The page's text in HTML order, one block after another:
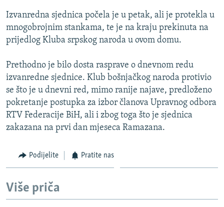
VIŠE OD NASLOVA
GENOCID U SREBRENICI
TV LIBERTY
POST SCRIPTUM
MOJA EVROPA
TRI DECENIJE OD RATA U BIH
PRATITE NAS
Sve RFE/RL stranice
Izvanredna sjednica počela je u petak, ali je protekla u
mnogobrojnim stankama, te je na kraju prekinuta na
prijedlog Kluba srpskog naroda u ovom domu.
Prethodno je bilo dosta rasprave o dnevnom redu
izvanredne sjednice. Klub bošnjačkog naroda protivio
se što je u dnevni red, mimo ranije najave, predloženo
pokretanje postupka za izbor članova Upravnog odbora
RTV Federacije BiH, ali i zbog toga što je sjednica
zakazana na prvi dan mjeseca Ramazana.
Podijelite Pratite nas
Više priča